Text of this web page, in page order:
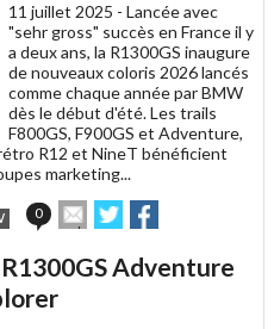
11 juillet 2025 - Lancée avec
"sehr gross" succès en France il y
a deux ans, la R1300GS inaugure
de nouveaux coloris 2026 lancés
comme chaque année par BMW
dès le début d'été. Les trails
F800GS, F900GS et Adventure,
R12 et NineT bénéficient
marketing...
0
Envoyer
cet
à
Partager
sur sur
Adventure